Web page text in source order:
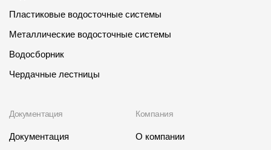
Пластиковые водосточные системы
Металлические водосточные системы
Водосборник
Чердачные лестницы
Документация
Документация
Компания
О компании